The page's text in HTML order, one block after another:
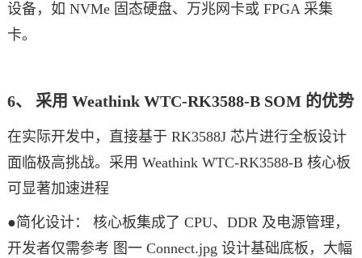
设备，如 NVMe 固态硬盘、万兆网卡或 FPGA 采集
卡。
6、 采用 Weathink WTC-RK3588-B SOM 的优势
在实际开发中，直接基于 RK3588J 芯片进行全板设计
面临极高挑战。采用 Weathink WTC-RK3588-B 核心板
可显著加速进程
●简化设计： 核心板集成了 CPU、DDR 及电源管理，
开发者仅需参考 图一 Connect.jpg 设计基础底板，大幅